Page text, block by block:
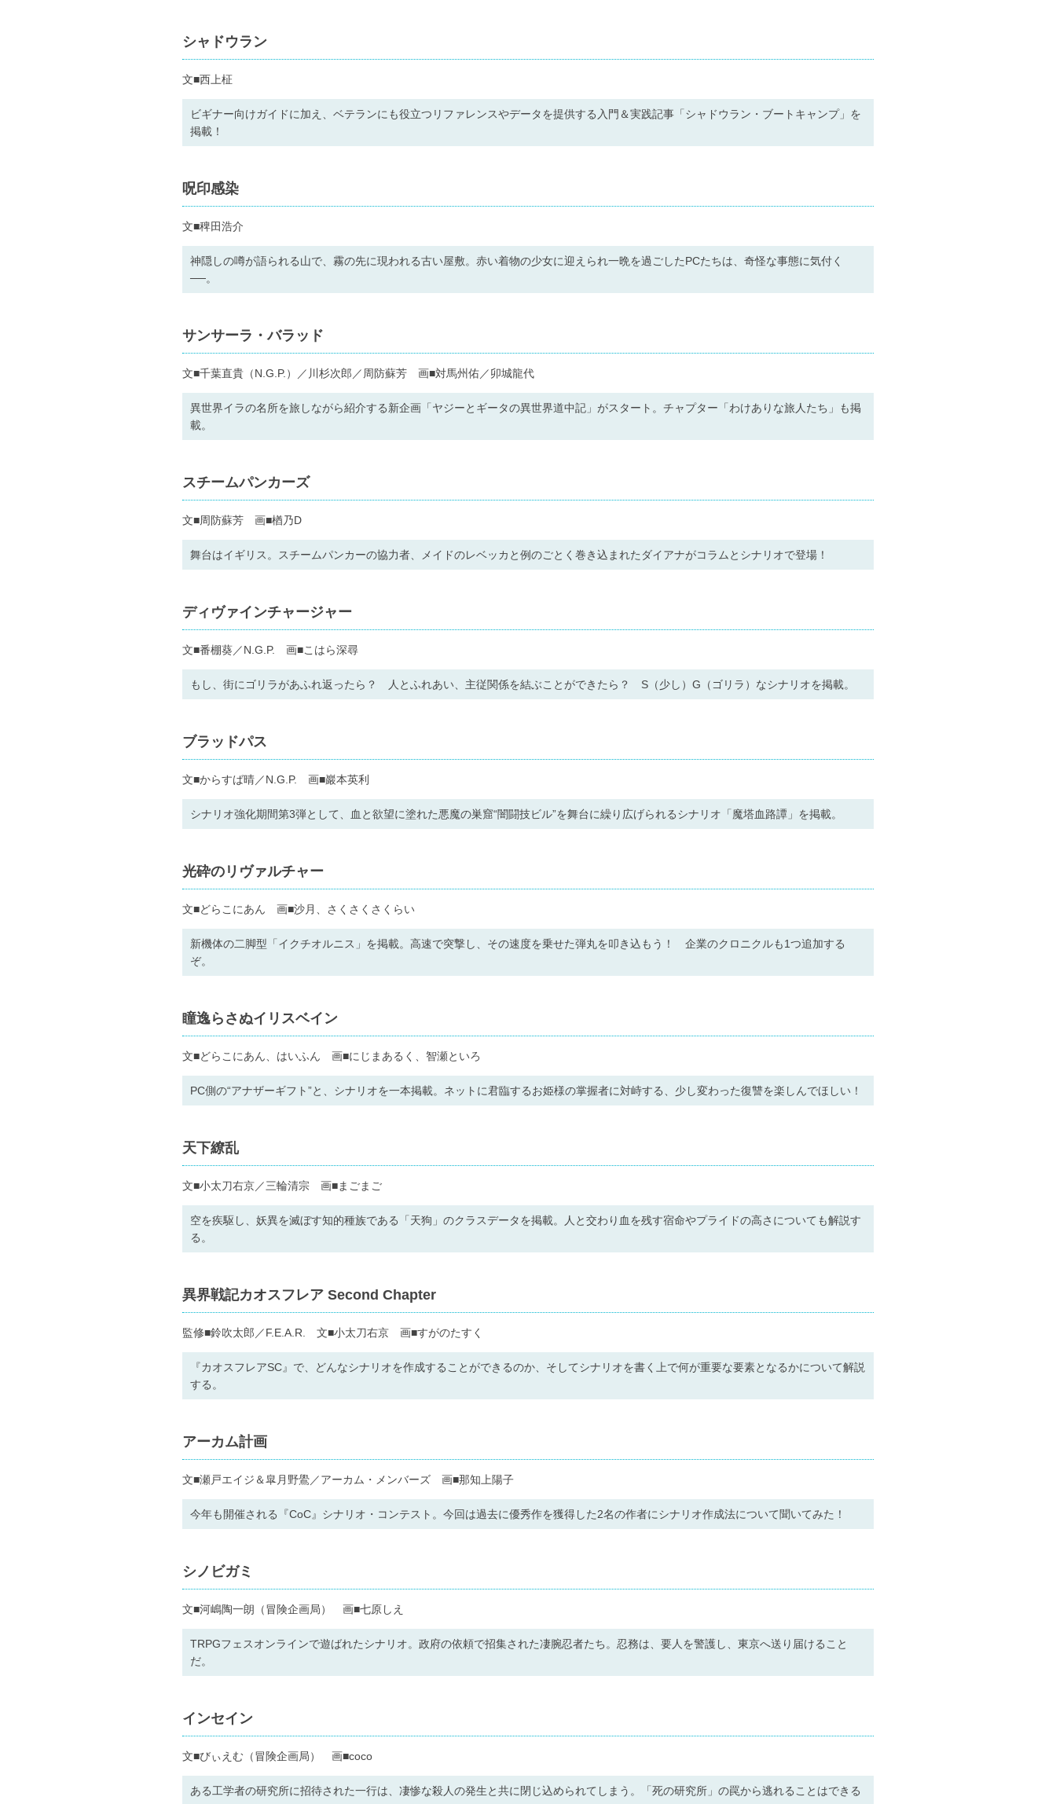
シャドウラン
文■西上柾
ビギナー向けガイドに加え、ベテランにも役立つリファレンスやデータを提供する入門＆実践記事「シャドウラン・ブートキャンプ」を
掲載！
呪印感染
文■稗田浩介
神隠しの噂が語られる山で、霧の先に現われる古い屋敷。赤い着物の少女に迎えられ一晩を過ごしたPCたちは、奇怪な事態に気付く
──。
サンサーラ・バラッド
文■千葉直貴（N.G.P.）／川杉次郎／周防蘇芳 画■対馬州佑／卯城龍代
異世界イラの名所を旅しながら紹介する新企画「ヤジーとギータの異世界道中記」がスタート。チャプター「わけありな旅人たち」も掲
載。
スチームパンカーズ
文■周防蘇芳 画■楢乃D
舞台はイギリス。スチームパンカーの協力者、メイドのレベッカと例のごとく巻き込まれたダイアナがコラムとシナリオで登場！
ディヴァインチャージャー
文■番棚葵／N.G.P. 画■こはら深尋
もし、街にゴリラがあふれ返ったら？ 人とふれあい、主従関係を結ぶことができたら？ S（少し）G（ゴリラ）なシナリオを掲載。
ブラッドパス
文■からすば晴／N.G.P. 画■巖本英利
シナリオ強化期間第3弾として、血と欲望に塗れた悪魔の巣窟“闇闘技ビル”を舞台に繰り広げられるシナリオ「魔塔血路譚」を掲載。
光砕のリヴァルチャー
文■どらこにあん 画■沙月、さくさくさくらい
新機体の二脚型「イクチオルニス」を掲載。高速で突撃し、その速度を乗せた弾丸を叩き込もう！ 企業のクロニクルも1つ追加する
ぞ。
瞳逸らさぬイリスベイン
文■どらこにあん、はいふん 画■にじまあるく、智瀬といろ
PC側の“アナザーギフト”と、シナリオを一本掲載。ネットに君臨するお姫様の掌握者に対峙する、少し変わった復讐を楽しんでほしい！
天下繚乱
文■小太刀右京／三輪清宗 画■まごまご
空を疾駆し、妖異を滅ぼす知的種族である「天狗」のクラスデータを掲載。人と交わり血を残す宿命やプライドの高さについても解説す
る。
異界戦記カオスフレア Second Chapter
監修■鈴吹太郎／F.E.A.R. 文■小太刀右京 画■すがのたすく
『カオスフレアSC』で、どんなシナリオを作成することができるのか、そしてシナリオを書く上で何が重要な要素となるかについて解説
する。
アーカム計画
文■瀬戸エイジ＆皐月野鷽／アーカム・メンバーズ 画■那知上陽子
今年も開催される『CoC』シナリオ・コンテスト。今回は過去に優秀作を獲得した2名の作者にシナリオ作成法について聞いてみた！
シノビガミ
文■河嶋陶一朗（冒険企画局） 画■七原しえ
TRPGフェスオンラインで遊ばれたシナリオ。政府の依頼で招集された凄腕忍者たち。忍務は、要人を警護し、東京へ送り届けること
だ。
インセイン
文■びぃえむ（冒険企画局） 画■coco
ある工学者の研究所に招待された一行は、凄惨な殺人の発生と共に閉じ込められてしまう。「死の研究所」の罠から逃れることはできる